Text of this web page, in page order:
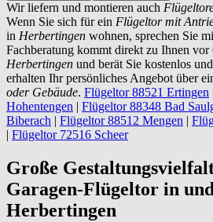
Wir liefern und montieren auch
Wenn Sie sich für ein Flügeltor mit
in Herbertingen wohnen, sprechen Sie
Fachberatung kommt direkt zu Ihnen vor
Herbertingen und berät Sie kostenlos
erhalten Ihr persönliches Angebot über
oder Gebäude. Flügeltor 88521 Ertingen
Hohentengen | Flügeltor 88348 Bad
Biberach | Flügeltor 88512 Mengen |
| Flügeltor 72516 Scheer
Große
Garagen-Flügeltor in
Herbertingen